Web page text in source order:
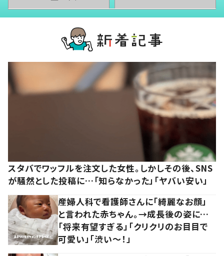
スタバでワッフルを注文した女性。しかしその後、SNS
が騒然とした投稿に…「知らなかった」「ヤバい安い」
産婦人科で看護師さんに「綺麗なお顔」
と言われた赤ちゃん。→成長後の姿に…
「将来有望すぎる」「クリクリのお目目で
可愛い」「渋い～！」